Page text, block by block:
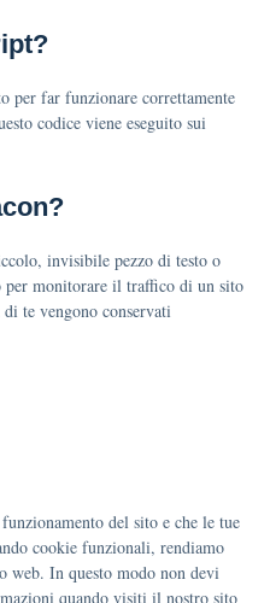
per far funzionare correttamente
codice viene eseguito sui
invisibile pezzo di testo o
per monitorare il traffico di un sito
te vengono conservati
del sito e che le tue
cookie funzionali, rendiamo
web. In questo modo non devi
quando visiti il nostro sito